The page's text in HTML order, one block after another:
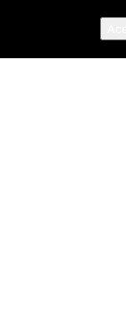
Pesquisa